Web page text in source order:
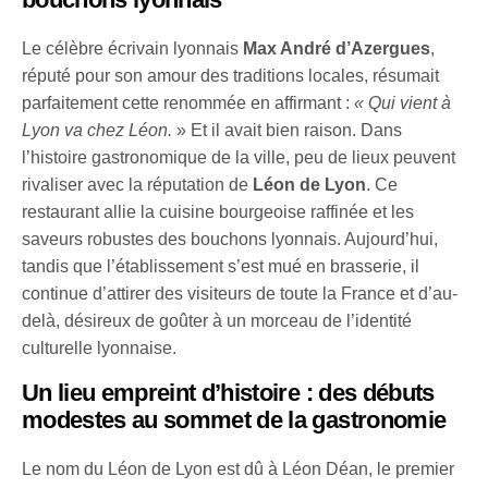
Le célèbre écrivain lyonnais Max André d’Azergues,
réputé pour son amour des traditions locales, résumait
parfaitement cette renommée en affirmant :« Qui vient à
Lyon va chez Léon. » Et il avait bien raison. Dans
l’histoire gastronomique de la ville, peu de lieux peuvent
rivaliser avec la réputation de Léon de Lyon. Ce
restaurant allie la cuisine bourgeoise raffinée et les
saveurs robustes des bouchons lyonnais. Aujourd’hui,
tandis que l’établissement s’est mué en brasserie, il
continue d’attirer des visiteurs de toute la France et d’au-
delà, désireux de goûter à un morceau de l’identité
culturelle lyonnaise.
Un lieu empreint d’histoire : des débuts
modestes au sommet de la gastronomie
Le nom du Léon de Lyon est dû à Léon Déan, le premier